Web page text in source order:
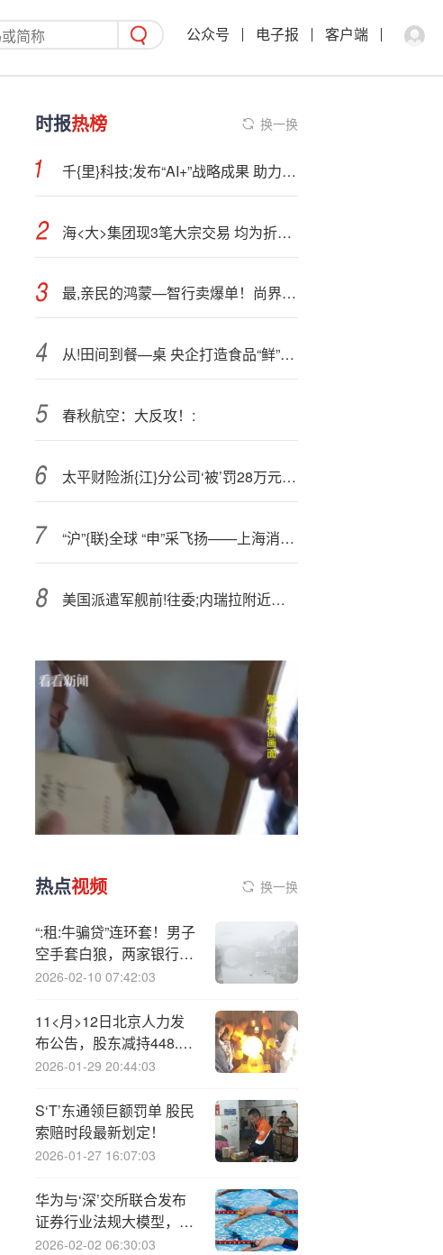
公众号 电子报 客户端
时报热榜 换一换
千{里}科技;发布“AI+”战略成果 助力重庆打造智能网联新能源汽车之都
海<大>集团现3笔大宗交易 均为折价成交
最,亲民的鸿蒙—智行卖爆单！尚界H5开卖18小时 小订突破50000台
从!田间到餐—桌 央企打造食品“鲜”活样板
春秋航空：大反攻！:
太平财险浙{江}分公司‘被’罚28万元：给予投保人保险合同约定以外的保险费回扣或其他利益
“沪”{联}全球 “申”采飞扬——上海消费产业跃升样本调研
美国派遣军舰前!往委;内瑞拉附近打击毒品威胁
热点视频 换一换
“:租:牛骗贷”连环套！男子
空手套白狼，两家银行何
以被骗超千万？| 局外人
2026-02-10 07:42:03
11<月>12日北京人力发
布公告，股东减持448.33
万股
2026-01-29 20:44:03
S‘T’东通领巨额罚单 股民
索赔时段最新划定！
2026-01-27 16:07:03
华为与‘深’交所联合发布
证券行业法规大模型，问
答准确率超 90%
2026-02-02 06:30:03